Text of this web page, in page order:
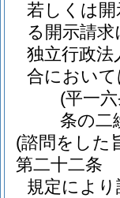
若しくは開
る開示請
独立行政
合におい
(平一
条の二
(諮問をした
第二十二条
規定によ